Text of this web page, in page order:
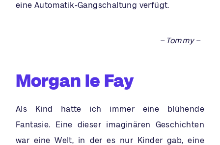
eine Automatik-Gangschaltung verfügt.
– Tommy –
Morgan le Fay
Als Kind hatte ich immer eine blühende
Fantasie. Eine dieser imaginären Geschichten
war eine Welt, in der es nur Kinder gab, eine